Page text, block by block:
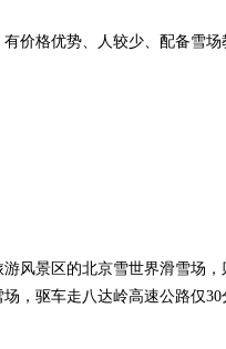
价格优势、人较少、配备雪场
风景区的北京雪世界滑雪场，
，驱车走八达岭高速公路仅30